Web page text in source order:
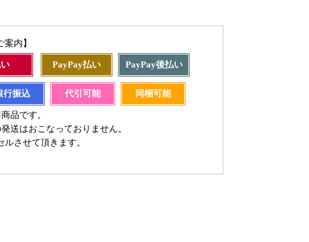
内】
PayPay払い PayPay後払い
行振込 代引可能 同梱可能
品です。
送はおこなっておりません。
させて頂きます。